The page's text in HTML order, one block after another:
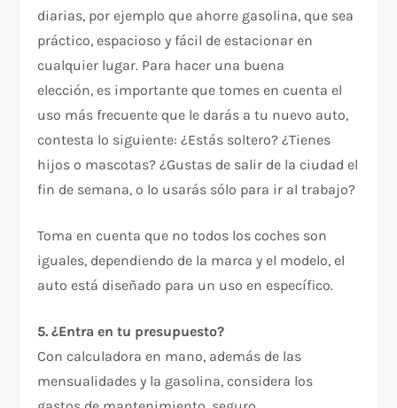
diarias, por ejemplo que ahorre gasolina, que sea
práctico, espacioso y fácil de estacionar en
cualquier lugar. Para hacer una buena
elección, es importante que tomes en cuenta el
uso más frecuente que le darás a tu nuevo auto,
contesta lo siguiente: ¿Estás soltero? ¿Tienes
hijos o mascotas? ¿Gustas de salir de la ciudad el
fin de semana, o lo usarás sólo para ir al trabajo?
Toma en cuenta que no todos los coches son
iguales, dependiendo de la marca y el modelo, el
auto está diseñado para un uso en específico.
5. ¿Entra en tu presupuesto?
Con calculadora en mano, además de las
mensualidades y la gasolina, considera los